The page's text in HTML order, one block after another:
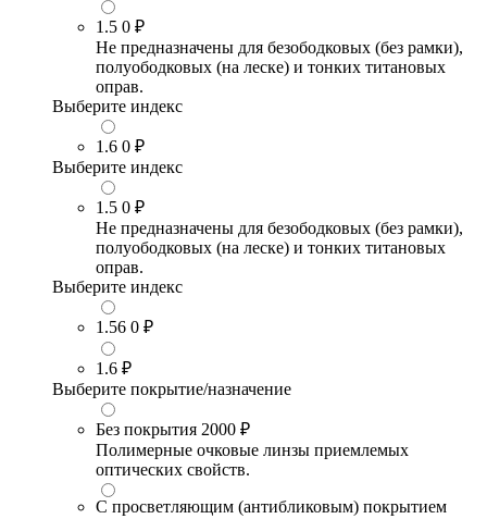
1.5 0 ₽
Не предназначены для безободковых (без рамки),
полуободковых (на леске) и тонких титановых
оправ.
Выберите индекс
1.6 0 ₽
Выберите индекс
1.5 0 ₽
Не предназначены для безободковых (без рамки),
полуободковых (на леске) и тонких титановых
оправ.
Выберите индекс
1.56 0 ₽
1.6 ₽
Выберите покрытие/назначение
Без покрытия 2000 ₽
Полимерные очковые линзы приемлемых
оптических свойств.
С просветляющим (антибликовым) покрытием